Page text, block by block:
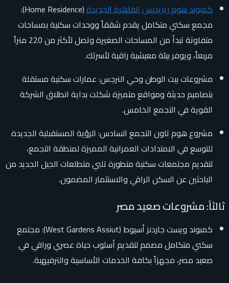
كمبوند هوم ريزيدنس القاهرة الجديدة
(Home Residence):
مجمع سكني متكامل يقدم شققاً ووحدات سكنية بمساحات
متفاوتة تبدأ من المساحات الصغيرة وتصل لأكثر من 220 متراً
مربعاً، ويوفر بيئة معيشية راقية لأسرتك.
مشروعات بيت الوطن وحي النرجس: عمارات سكنية مستقلة
بتصاميم حديثة ومواقع متميزة شكلت بداية انطلاق الشركة
القوية في التجمع الخامس.
مشروع هوم تاون التجمع السادس: الرؤية المستقبلية الجديدة
للتوسع في الامتدادات العمرانية المميزة لمنطقة التجمع،
لتقديم مجتمعات سكنية متطورة تلبي متطلعات الجيل الجديد من
الباحثين عن السكن الراقي والاستثمار المضمون.
ثالثاً: مشروعات صعيد مصر
كمبوند ويست جاردنز أسيوط (West Gardens Assiut): مجتمع
سكني متكامل مصمم لتقديم أسلوب حياة عصري وراقي في
صعيد مصر، مجهزاً بكافة الخدمات الأساسية والترفيهية.